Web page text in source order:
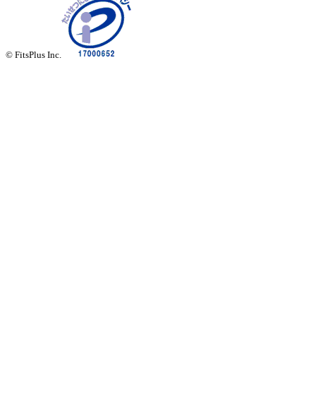
© FitsPlus Inc.